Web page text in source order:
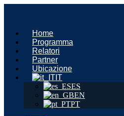
Home
Programma
Relatori
Partner
Ubicazione
IT
ES
EN
PT